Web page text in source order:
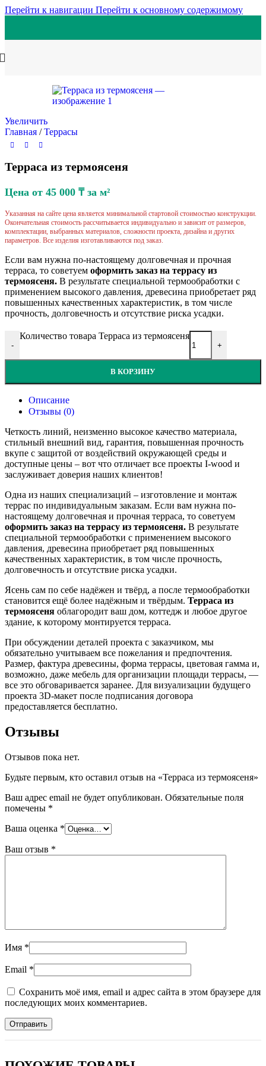
Перейти к навигации Перейти к основному содержимому
Увеличить
Главная / Террасы
Терраса из термоясеня
Цена от 45 000 ₸ за м²
Указанная на сайте цена является минимальной стартовой стоимостью конструкции.
Окончательная стоимость рассчитывается индивидуально и зависит от размеров,
комплектации, выбранных материалов, сложности проекта, дизайна и других
параметров. Все изделия изготавливаются под заказ.
Если вам нужна по-настоящему долговечная и прочная
терраса, то советуем оформить заказ на террасу из
термоясеня. В результате специальной термообработки с
применением высокого давления, древесина приобретает ряд
повышенных качественных характеристик, в том числе
прочность, долговечность и отсутствие риска усадки.
-
Количество товара Терраса из термоясеня
+
В КОРЗИНУ
Описание
Отзывы (0)
Четкость линий, неизменно высокое качество материала,
стильный внешний вид, гарантия, повышенная прочность
вкупе с защитой от воздействий окружающей среды и
доступные цены – вот что отличает все проекты I-wood и
заслуживает доверия наших клиентов!
Одна из наших специализаций – изготовление и монтаж
террас по индивидуальным заказам. Если вам нужна по-
настоящему долговечная и прочная терраса, то советуем
оформить заказ на террасу из термоясеня. В результате
специальной термообработки с применением высокого
давления, древесина приобретает ряд повышенных
качественных характеристик, в том числе прочность,
долговечность и отсутствие риска усадки.
Ясень сам по себе надёжен и твёрд, а после термообработки
становится ещё более надёжным и твёрдым. Терраса из
термоясеня облагородит ваш дом, коттедж и любое другое
здание, к которому монтируется терраса.
При обсуждении деталей проекта с заказчиком, мы
обязательно учитываем все пожелания и предпочтения.
Размер, фактура древесины, форма террасы, цветовая гамма и,
возможно, даже мебель для организации площади террасы, —
все это обговаривается заранее. Для визуализации будущего
проекта 3D-макет после подписания договора
предоставляется бесплатно.
Отзывы
Отзывов пока нет.
Будьте первым, кто оставил отзыв на «Терраса из термоясеня»
Ваш адрес email не будет опубликован. Обязательные поля
помечены *
Ваша оценка *
Ваш отзыв *
Имя *
Email *
Сохранить моё имя, email и адрес сайта в этом браузере для
последующих моих комментариев.